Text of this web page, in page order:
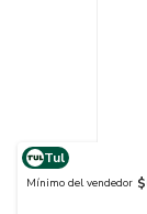
Tul
Mínimo del vendedor